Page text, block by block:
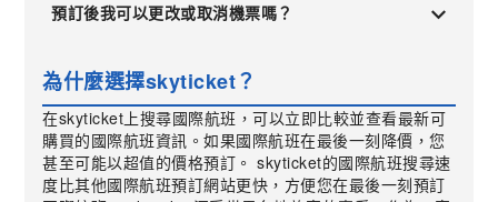
預訂後我可以更改或取消機票嗎？
為什麼選擇skyticket？
在skyticket上搜尋國際航班，可以立即比較並查看最新可
購買的國際航班資訊。如果國際航班在最後一刻降價，您
甚至可能以超值的價格預訂。 skyticket的國際航班搜尋速
度比其他國際航班預訂網站更快，方便您在最後一刻預訂